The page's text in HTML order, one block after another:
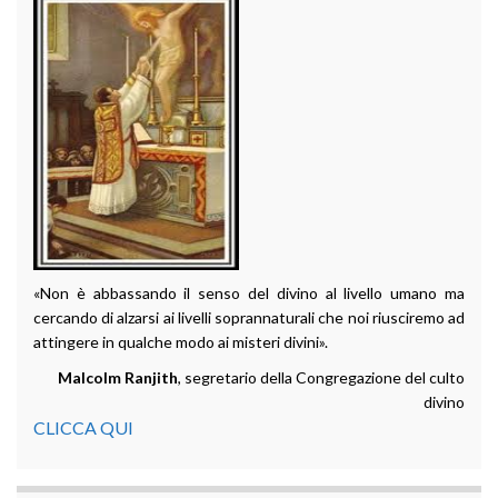
«Non è abbassando il senso del divino al livello umano ma
cercando di alzarsi ai livelli soprannaturali che noi riusciremo ad
attingere in qualche modo ai misteri divini».
Malcolm Ranjith, segretario della Congregazione del culto
divino
CLICCA QUI